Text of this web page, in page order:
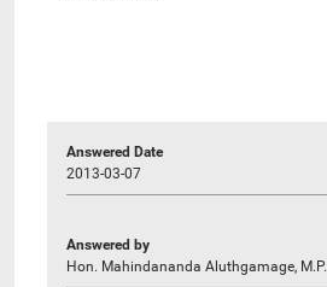
Answered Date
2013-03-07
Answered by
Hon. Mahindananda Aluthgamage, M.P.